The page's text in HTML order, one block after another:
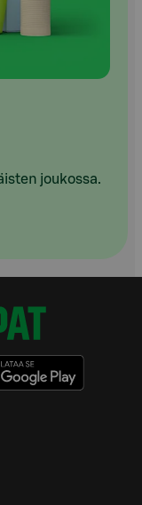
joukossa.